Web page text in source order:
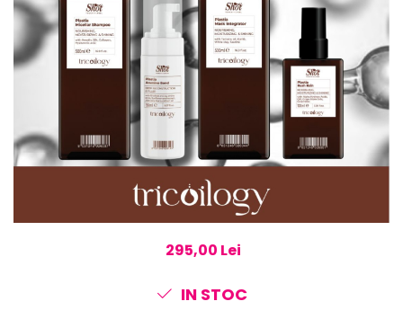
295,00 Lei
IN STOC